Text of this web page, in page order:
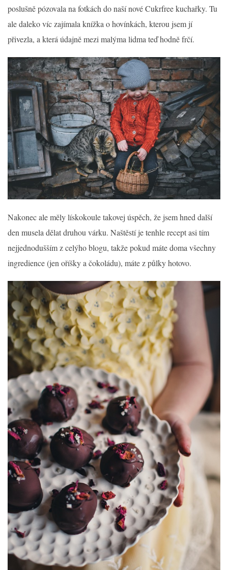
poslušně pózovala na fotkách do naší nové Cukrfree kuchařky. Tu
ale daleko víc zajímala knížka o hovínkách, kterou jsem jí
přivezla, a která údajně mezi malýma lidma teď hodně frčí.
Nakonec ale měly lískokoule takovej úspěch, že jsem hned další
den musela dělat druhou várku. Naštěstí je tenhle recept asi tím
nejjednodušším z celýho blogu, takže pokud máte doma všechny
ingredience (jen oříšky a čokoládu), máte z půlky hotovo.